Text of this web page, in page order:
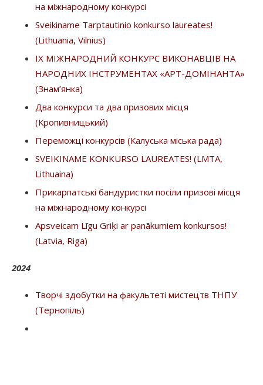
на міжнародному конкурсі
Sveikiname Tarptautinio konkurso laureates!
(Lithuania, Vilnius)
IX МІЖНАРОДНИЙ КОНКУРС ВИКОНАВЦІВ НА
НАРОДНИХ ІНСТРУМЕНТАХ «АРТ-ДОМІНАНТА»
(Знам’янка)
Два конкурси та два призових місця
(Кропивницький)
Переможці конкурсів (Калуська міська рада)
SVEIKINAME KONKURSO LAUREATES! (LMTA,
Lithuaina)
Прикарпатські бандуристки посіли призові місця
на міжнародному конкурсі
Apsveicam Līgu Griķi ar panākumiem konkursos!
(Latvia, Riga)
2024
Творчі здобутки на факультеті мистецтв ТНПУ
(Тернопіль)